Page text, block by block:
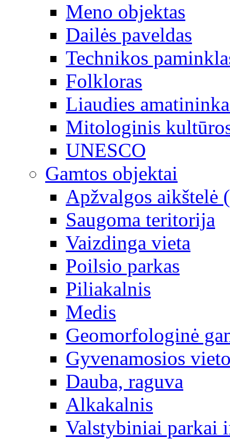
Meno objektas
Dailės paveldas
Technikos
Folkloras
Liaudies
Mitologinis
UNESCO
Gamtos objektai
Apžvalgos aikštelė
Saugoma teritorija
Vaizdinga vieta
Poilsio parkas
Piliakalnis
Medis
Geomorfologinė
Gyvenamosios
Dauba, raguva
Alkakalnis
Valstybiniai parkai